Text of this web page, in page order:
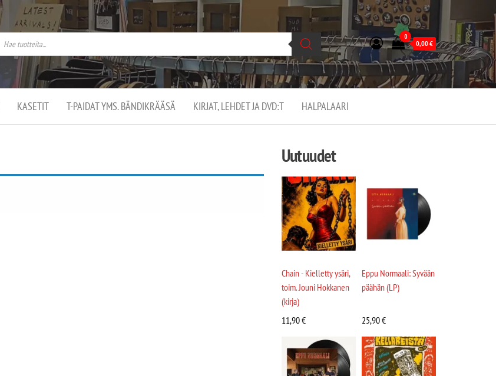
0
0,00€
KASETIT T-PAIDAT YMS. BÄNDIKRÄÄSÄ KIRJAT, LEHDET JA DVD:T HALPALAARI
Uutuudet
Chain - Kielletty ysäri,
toim. Jouni Hokkanen
(kirja)
11,90€
Eppu Normaali: Syvään
päähän (LP)
25,90€